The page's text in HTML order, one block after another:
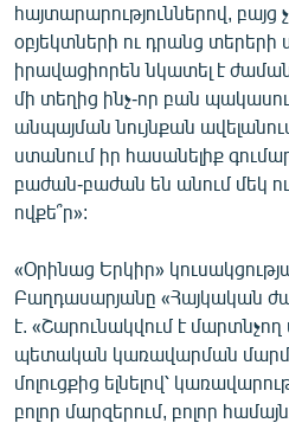
հայտարարություններով, բայց
օբյեկտների ու դրանց տերերի
իրավացիորեն նկատել է
մի տեղից ինչ-որ բան
անպայման նույնքան
ստանում իր հասանելիք
բաժան-բաժան են անում մեկ
ովքե՞ր»:
«Օրինաց Երկիր»
Բաղդասարյանը «Հայկական
է. «Շարունակվում է
պետական կառավարման
մոլուցքից ելնելով՝
բոլոր մարզերում, բոլոր